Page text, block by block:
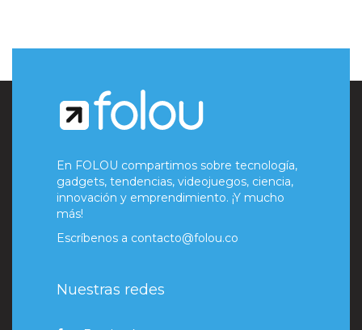
En FOLOU compartimos sobre tecnología,
gadgets, tendencias, videojuegos, ciencia,
innovación y emprendimiento. ¡Y mucho
más!
Escríbenos a contacto@folou.co
Nuestras redes